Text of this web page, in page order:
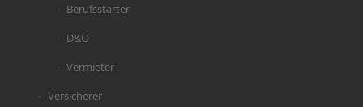
Berufsstarter
D&O
Vermieter
Versicherer